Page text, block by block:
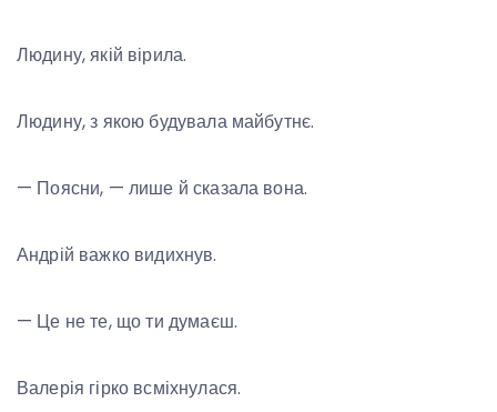
Людину, якій вірила.
Людину, з якою будувала майбутнє.
— Поясни, — лише й сказала вона.
Андрій важко видихнув.
— Це не те, що ти думаєш.
Валерія гірко всміхнулася.